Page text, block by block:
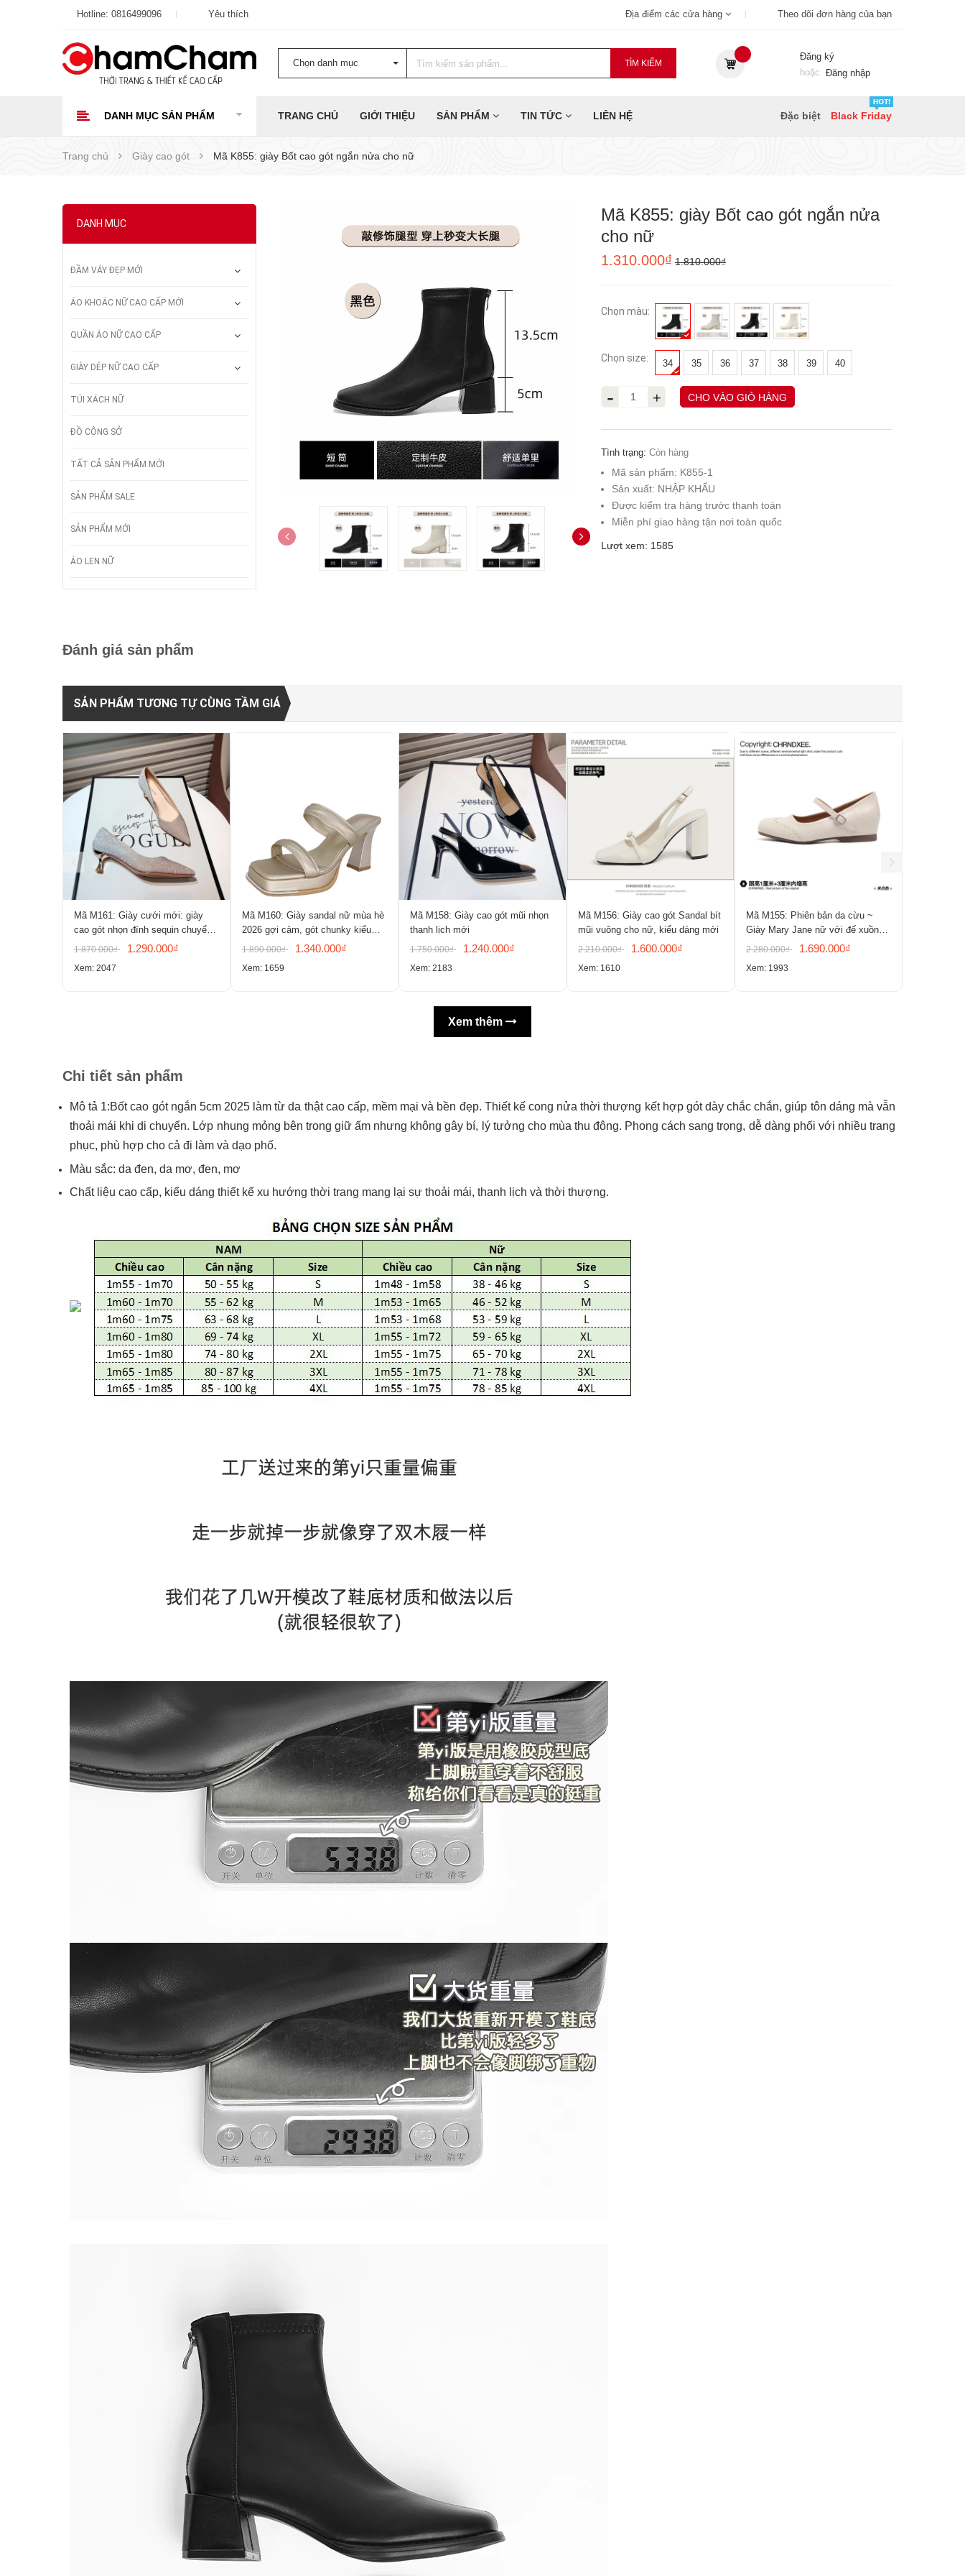
Hotline: 0816499096 Yêu thích Địa điểm các cửa hàng Theo dõi đơn hàng của bạn
Chọn danh mục TÌM KIẾM
Đăng ký
hoặc Đăng nhập
DANH MỤC SẢN PHẨM TRANG CHỦ GIỚI THIỆU SẢN PHẨM TIN TỨC LIÊN HỆ Đặc biệt Black Friday
Trang chủ Giày cao gót Mã K855: giày Bốt cao gót ngắn nửa cho nữ
DANH MỤC
ĐẦM VÁY ĐẸP MỚI
ÁO KHOÁC NỮ CAO CẤP MỚI
QUẦN ÁO NỮ CAO CẤP
GIÀY DÉP NỮ CAO CẤP
TÚI XÁCH NỮ
ĐỒ CÔNG SỞ
TẤT CẢ SẢN PHẨM MỚI
SẢN PHẨM SALE
SẢN PHẨM MỚI
ÁO LEN NỮ
Mã K855: giày Bốt cao gót ngắn nửa
cho nữ
1.310.000₫ 1.810.000₫
Chọn màu:
Chọn size: 34 35 36 37 38 39 40
- + CHO VÀO GIỎ HÀNG
Tình trạng: Còn hàng
Mã sản phẩm: K855-1
Sản xuất: NHẬP KHẨU
Được kiểm tra hàng trước thanh toán
Miễn phí giao hàng tận nơi toàn quốc
Lượt xem: 1585
Đánh giá sản phẩm
SẢN PHẨM TƯƠNG TỰ CÙNG TẦM GIÁ
Mã M161: Giày cưới mới: giày
cao gót nhọn đính sequin chuyển
màu, giày mũi nhọn gợi cảm
1.870.000₫ 1.290.000₫
Xem: 2047
Mã M160: Giày sandal nữ mùa hè
2026 gợi cảm, gót chunky kiểu
Pháp, mũi vuông, hở mũi
1.890.000₫ 1.340.000₫
Xem: 1659
Mã M158: Giày cao gót mũi nhọn
thanh lịch mới
1.750.000₫ 1.240.000₫
Xem: 2183
Mã M156: Giày cao gót Sandal bít
mũi vuông cho nữ, kiểu dáng mới
2.210.000₫ 1.600.000₫
Xem: 1610
Mã M155: Phiên bản da cừu ~
Giày Mary Jane nữ với đế xuồng
ẩn, mũi tròn, gót phẳng
2.280.000₫ 1.690.000₫
Xem: 1993
Xem thêm
Chi tiết sản phẩm
Mô tả 1:Bốt cao gót ngắn 5cm 2025 làm từ da thật cao cấp, mềm mại và bền đẹp. Thiết kế cong nửa thời thượng kết hợp gót dày chắc chắn, giúp tôn dáng mà vẫn
thoải mái khi di chuyển. Lớp nhung mỏng bên trong giữ ấm nhưng không gây bí, lý tưởng cho mùa thu đông. Phong cách sang trọng, dễ dàng phối với nhiều trang
phục, phù hợp cho cả đi làm và dạo phố.
Màu sắc: da đen, da mơ, đen, mơ
Chất liệu cao cấp, kiểu dáng thiết kế xu hướng thời trang mang lại sự thoải mái, thanh lịch và thời thượng.